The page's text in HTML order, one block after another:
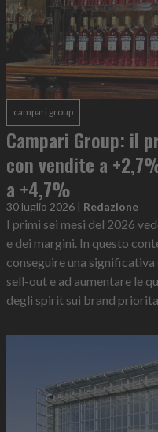
campari group
Campari Group: il
con vendite a
a +4,7%
30 luglio 2026 | Redazione
I primi sei mesi del 2026
e dei margini. In questo
conseguire una
sell-out e ad aumentare le
degli spirit sui brand